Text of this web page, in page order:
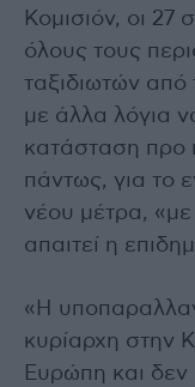
Κομισιόν, οι
όλους τους
ταξιδιωτών από
με άλλα λόγια
κατάσταση προ
πάντως, για το
νέου μέτρα,
απαιτεί η
«Η
κυρίαρχη στην
Ευρώπη και δεν